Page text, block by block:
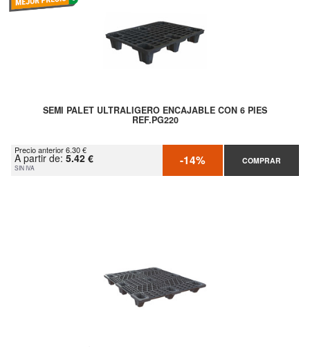
SEMI PALET ULTRALIGERO ENCAJABLE CON 6 PIES
REF.PG220
Precio anterior 6.30 €
A partir de: 5.42 €
SIN IVA -14% COMPRAR